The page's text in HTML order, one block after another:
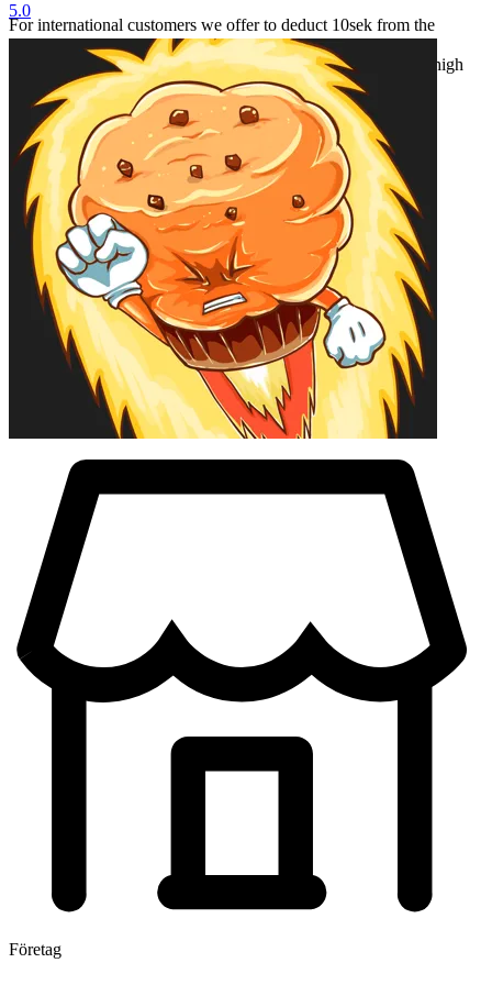
For international customers we offer to deduct 10sek from the
shipping cost for every item you buy after the first one.
This is only for buyers outside of Sweden to make up for the high
shipping cost.
5.0
Företag